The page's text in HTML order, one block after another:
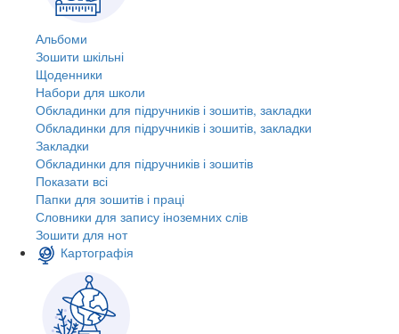
Альбоми
Зошити шкільні
Щоденники
Набори для школи
Обкладинки для підручників і зошитів, закладки
Обкладинки для підручників і зошитів, закладки
Закладки
Обкладинки для підручників і зошитів
Показати всі
Папки для зошитів і праці
Словники для запису іноземних слів
Зошити для нот
Картографія